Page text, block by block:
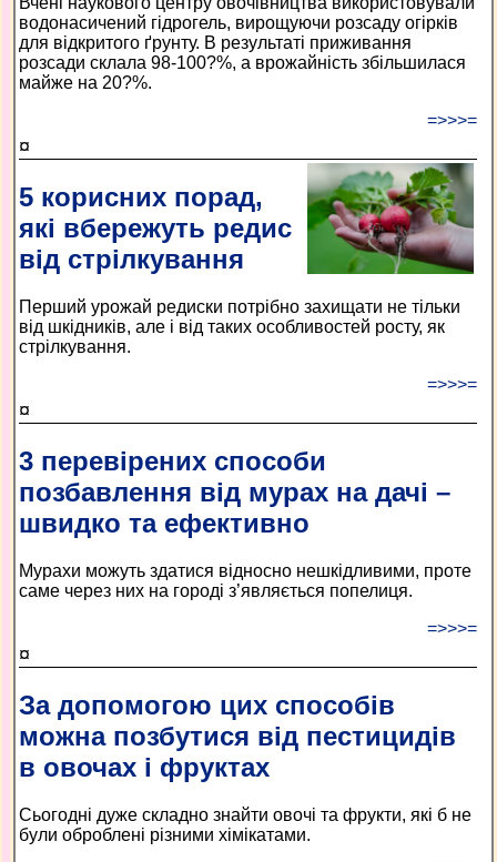
водонасичений гідрогель, вирощуючи розсаду огірків
для відкритого ґрунту. В результаті приживання
розсади склала 98-100?%, а врожайність збільшилася
майже на 20?%.
=>>>=
¤
5 корисних порад,
які вбережуть редис
від стрілкування
Перший урожай редиски потрібно захищати не тільки
від шкідників, але і від таких особливостей росту, як
стрілкування.
=>>>=
¤
3 перевірених способи
позбавлення від мурах на дачі –
швидко та ефективно
Мурахи можуть здатися відносно нешкідливими, проте
саме через них на городі з’являється попелиця.
=>>>=
¤
За допомогою цих способів
можна позбутися від пестицидів
в овочах і фруктах
Сьогодні дуже складно знайти овочі та фрукти, які б не
були оброблені різними хімікатами.